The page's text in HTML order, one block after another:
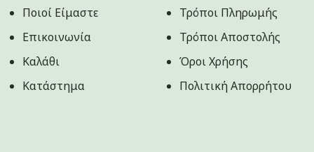
Ποιοί Είμαστε
Επικοινωνία
Καλάθι
Κατάστημα
Τρόποι Πληρωμής
Τρόποι Αποστολής
Όροι Χρήσης
Πολιτική Aπορρήτου